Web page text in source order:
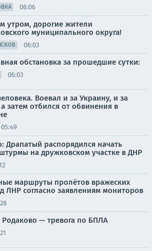
06:06
утром, дорогие жители
муниципального округа!
06:03
обстановка за прошедшие сутки:
06:03
Воевал и за Украину, и за
затем отбился от обвинения в
05:49
Драпатый распорядился начать
на дружковском участке в ДНР
маршруты пролётов вражеских
ЛНР согласно заявлениям мониторов
Родаково — тревога по БПЛА